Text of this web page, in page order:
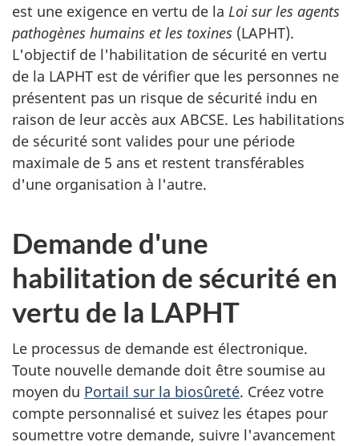
est une exigence en vertu de la Loi sur les agents
pathogènes humains et les toxines (LAPHT).
L'objectif de l'habilitation de sécurité en vertu
de la LAPHT est de vérifier que les personnes ne
présentent pas un risque de sécurité indu en
raison de leur accès aux ABCSE. Les habilitations
de sécurité sont valides pour une période
maximale de 5 ans et restent transférables
d'une organisation à l'autre.
Demande d'une
habilitation de sécurité en
vertu de la LAPHT
Le processus de demande est électronique.
Toute nouvelle demande doit être soumise au
moyen du Portail sur la biosûreté. Créez votre
compte personnalisé et suivez les étapes pour
soumettre votre demande, suivre l'avancement